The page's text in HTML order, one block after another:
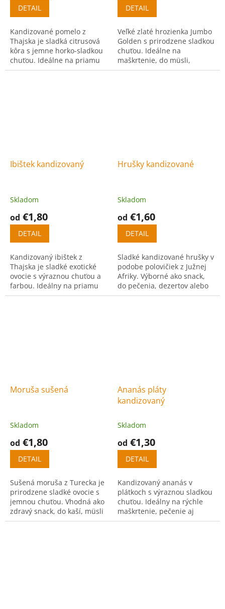
DETAIL
Kandizované pomelo z
Thajska je sladká citrusová
kôra s jemne horko-sladkou
chuťou. Ideálne na priamu
konzumáciu aj do dezertov.
DETAIL
Veľké zlaté hrozienka Jumbo
Golden s prirodzene sladkou
chuťou. Ideálne na
maškrtenie, do müsli,
pečenia aj varenia.
Ibištek kandizovaný
Skladom
od €1,80
DETAIL
Kandizovaný ibištek z
Thajska je sladké exotické
ovocie s výraznou chuťou a
farbou. Ideálny na priamu
konzumáciu aj dekoráciu
Hrušky kandizované
Skladom
od €1,60
DETAIL
Sladké kandizované hrušky v
podobe polovičiek z Južnej
Afriky. Výborné ako snack,
do pečenia, dezertov alebo
ovocných mixov.
Moruša sušená
Skladom
od €1,80
DETAIL
Sušená moruša z Turecka je
prirodzene sladké ovocie s
jemnou chuťou. Vhodná ako
zdravý snack, do kaší, müsli
alebo na pečenie.
Ananás pláty
kandizovaný
Skladom
od €1,30
DETAIL
Kandizovaný ananás v
plátkoch s výraznou sladkou
chuťou. Ideálny na rýchle
maškrtenie, pečenie aj
ozdobu dezertov.